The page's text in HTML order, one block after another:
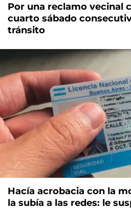
Por una reclamo vecinal
cuarto sábado
tránsito
Hacía acrobacia con la
la subía a las redes: le